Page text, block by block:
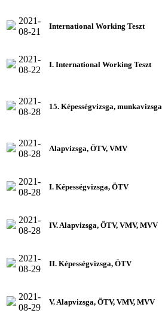
2021-
08-21
International Working Teszt
2021-
08-22
I. International Working Teszt
2021-
08-28
15. Képességvizsga, munkavizsga
2021-
08-28
Alapvizsga, ÖTV, VMV
2021-
08-28
I. Képességvizsga, ÖTV
2021-
08-28
IV. Alapvizsga, ÖTV, VMV, MVV
2021-
08-29
II. Képességvizsga, ÖTV
2021-
08-29
V. Alapvizsga, ÖTV, VMV, MVV